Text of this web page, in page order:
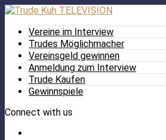
Vereine im Interview
Trudes Möglichmacher
Vereinsgeld gewinnen
Anmeldung zum Interview
Trude Kaufen
Gewinnspiele
Connect with us